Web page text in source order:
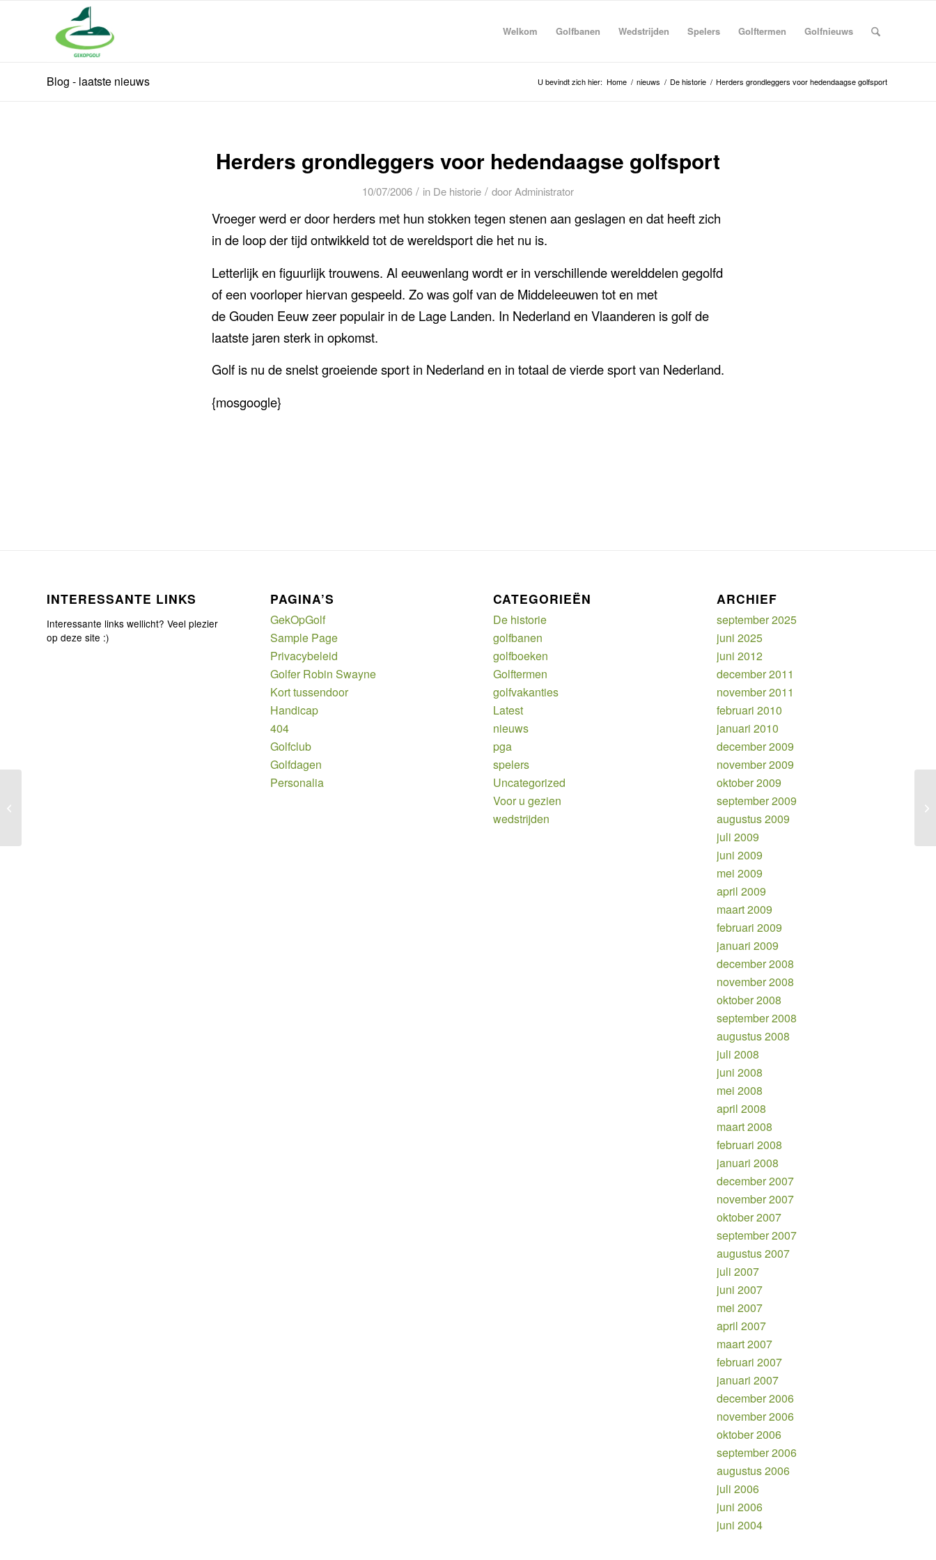
Welkom Golfbanen Wedstrijden Spelers Golftermen Golfnieuws
Blog - laatste nieuws U bevindt zich hier: Home / nieuws / De historie / Herders grondleggers voor hedendaagse golfsport
Herders grondleggers voor hedendaagse golfsport
10/07/2006 / in De historie / door Administrator
Vroeger werd er door herders met hun stokken tegen stenen aan geslagen en dat heeft zich
in de loop der tijd ontwikkeld tot de wereldsport die het nu is.
Letterlijk en figuurlijk trouwens. Al eeuwenlang wordt er in verschillende werelddelen gegolfd
of een voorloper hiervan gespeeld. Zo was golf van de Middeleeuwen tot en met
de Gouden Eeuw zeer populair in de Lage Landen. In Nederland en Vlaanderen is golf de
laatste jaren sterk in opkomst.
Golf is nu de snelst groeiende sport in Nederland en in totaal de vierde sport van Nederland.
{mosgoogle}
INTERESSANTE LINKS
Interessante links wellicht? Veel plezier
op deze site :)
PAGINA’S
GekOpGolf
Sample Page
Privacybeleid
Golfer Robin Swayne
Kort tussendoor
Handicap
404
Golfclub
Golfdagen
Personalia
CATEGORIEËN
De historie
golfbanen
golfboeken
Golftermen
golfvakanties
Latest
nieuws
pga
spelers
Uncategorized
Voor u gezien
wedstrijden
ARCHIEF
september 2025
juni 2025
juni 2012
december 2011
november 2011
februari 2010
januari 2010
december 2009
november 2009
oktober 2009
september 2009
augustus 2009
juli 2009
juni 2009
mei 2009
april 2009
maart 2009
februari 2009
januari 2009
december 2008
november 2008
oktober 2008
september 2008
augustus 2008
juli 2008
juni 2008
mei 2008
april 2008
maart 2008
februari 2008
januari 2008
december 2007
november 2007
oktober 2007
september 2007
augustus 2007
juli 2007
juni 2007
mei 2007
april 2007
maart 2007
februari 2007
januari 2007
december 2006
november 2006
oktober 2006
september 2006
augustus 2006
juli 2006
juni 2006
juni 2004